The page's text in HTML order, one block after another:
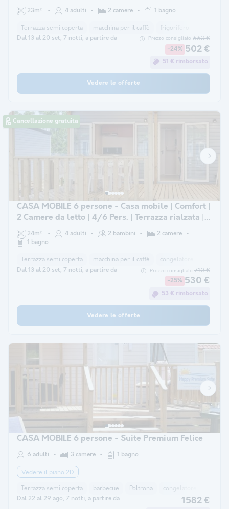
Aria condizionata.
23m² 4 adulti 2 camere 1 bagno
Terrazza semi coperta macchina per il caffè frigorifero
Dal 13 al 20 set, 7 notti, a partire da Prezzo consigliato:663 €
-24% 502 €
51 € rimborsato
Vedere le offerte
Cancellazione gratuita
CASA MOBILE 6 persone - Casa mobile | Comfort |
2 Camere da letto | 4/6 Pers. | Terrazza rialzata |
Aria condizionata.
24m² 4 adulti 2 bambini
2 camere
1 bagno
Terrazza semi coperta macchina per il caffè congelatore
Dal 13 al 20 set, 7 notti, a partire da Prezzo consigliato:710 €
-25% 530 €
53 € rimborsato
Vedere le offerte
CASA MOBILE 6 persone - Suite Premium Felice
6 adulti 3 camere 1 bagno
Vedere il piano 2D
Terrazza semi coperta barbecue Poltrona congelatore
Dal 22 al 29 ago, 7 notti, a partire da 1582 €